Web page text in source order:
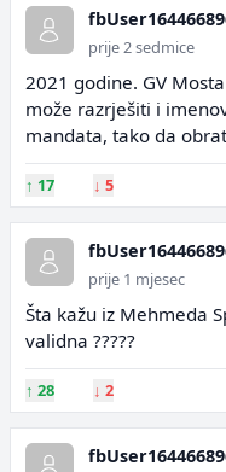
prije 2 sedmice
2021 godine. GV
može razrješiti i
mandata, tako da
↑ 17 ↓ 5
prije 1 mjesec
Šta kažu iz Mehmeda
validna ?????
↑ 28 ↓ 2